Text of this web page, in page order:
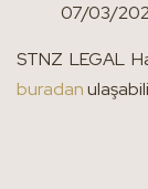
07/03/
STNZ LEGAL
buradan